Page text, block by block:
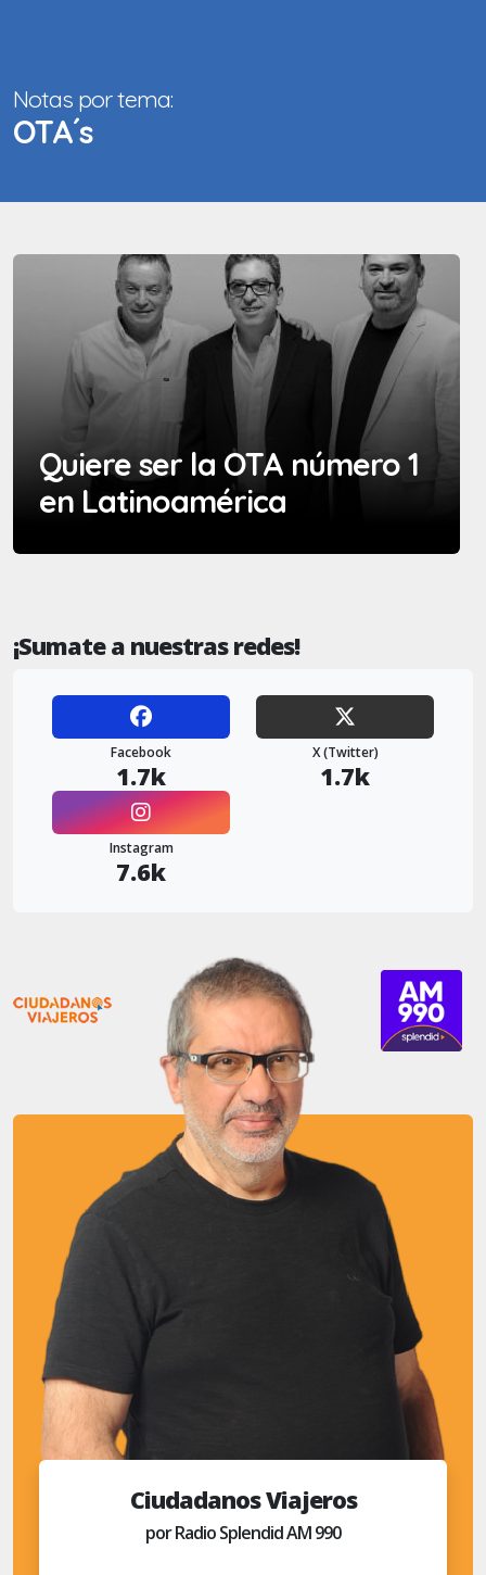
Notas por tema:
OTA´s
Quiere ser la OTA número 1
en Latinoamérica
¡Sumate a nuestras redes!
Facebook
1.7k
X (Twitter)
1.7k
Instagram
7.6k
Ciudadanos Viajeros
por Radio Splendid AM 990